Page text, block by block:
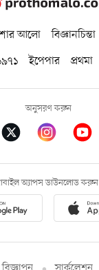
আলো বিজ্ঞানচিন্তা
ইপেপার প্রথমা
অনুসরণ করুন
অ্যাপস ডাউনলোড করুন